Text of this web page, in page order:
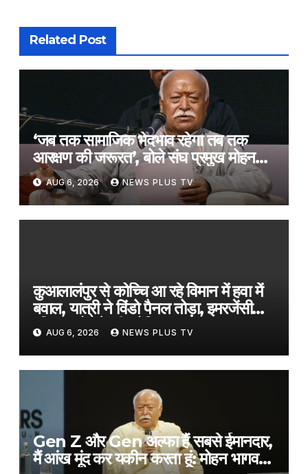
Related Post
‘जब तक सामाजिक भेदभाव रहेगा तब तक
आरक्षण की जरूरत’, बोले संघ प्रमुख मोहन
भागवत​on August 6, 2026 at 1:40
pm
AUG 6, 2026 NEWS PLUS TV
कुआलालंपुर से कोच्चि आ रहे विमान में हवा में
बवाल, यात्री ने विंडो पैनल तोड़ा, इमरजेंसी
एग्जिट खोलने की कोशिश​on August 6,
2026 at 12:22 pm
AUG 6, 2026 NEWS PLUS TV
Gen Z और Gen अल्फा हैं सबसे ईमानदार,
मैं आंख मूंद कर यकीन करता हूं: मोहन भागवत​